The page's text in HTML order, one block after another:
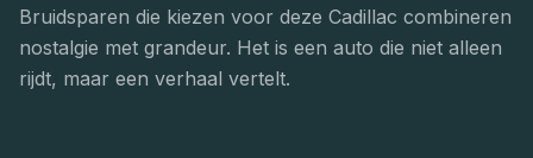
Bruidsparen die kiezen voor deze Cadillac combineren
nostalgie met grandeur. Het is een auto die niet alleen
rijdt, maar een verhaal vertelt.